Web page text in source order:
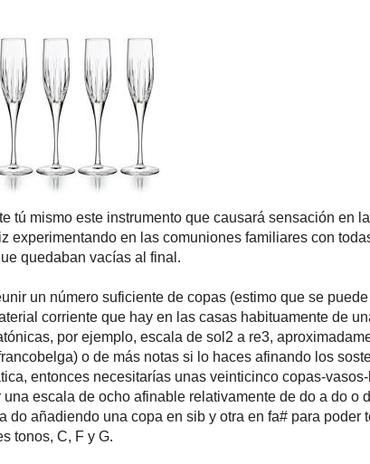
tú mismo este instrumento que causará sensación en
experimentando en las comuniones familiares con
quedaban vacías al final.
un número suficiente de copas (estimo que se
corriente que hay en las casas habituamente de
por ejemplo, escala de sol2 a re3,
o de más notas si lo haces afinando los
entonces necesitarías unas veinticinco copas-
una escala de ocho afinable relativamente de do a do o
do añadiendo una copa en sib y otra en fa# para poder
tonos, C, F y G.